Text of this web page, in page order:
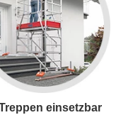
einsetzbar